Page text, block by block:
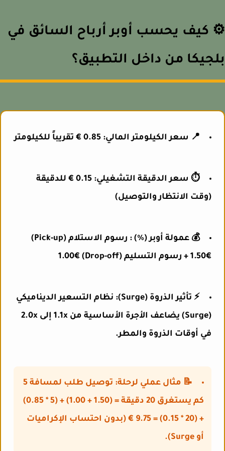
كيف يحسب أوبر أرباح السائق في
من داخل التطبيق؟
📍 سعر الكيلومتر المالي: 0.85 € تقريباً للكيلومتر
⏱️ سعر الدقيقة التشغيلي: 0.15 € للدقيقة
(وقت الانتظار والتوصيل)
💰 عمولة أوبر (%) : رسوم الاستلام (Pick-up)
1.50€ + رسوم التسليم (Drop-off) 1.00€
⚡ تأثير الذروة (Surge): نظام التسعير الديناميكي
(Surge) يضاعف الأجرة الأساسية من 1.1x إلى 2.0x
في أوقات الذروة والمطر.
📝 مثال عملي لرحلة: توصيل طلب لمسافة 5
كم يستغرق 20 دقيقة = (1.50 + 1.00) + (5 * 0.85)
+ (20 * 0.15) = 9.75 € (بدون احتساب الإكراميات